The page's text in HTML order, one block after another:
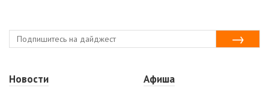
Новости
Афиша